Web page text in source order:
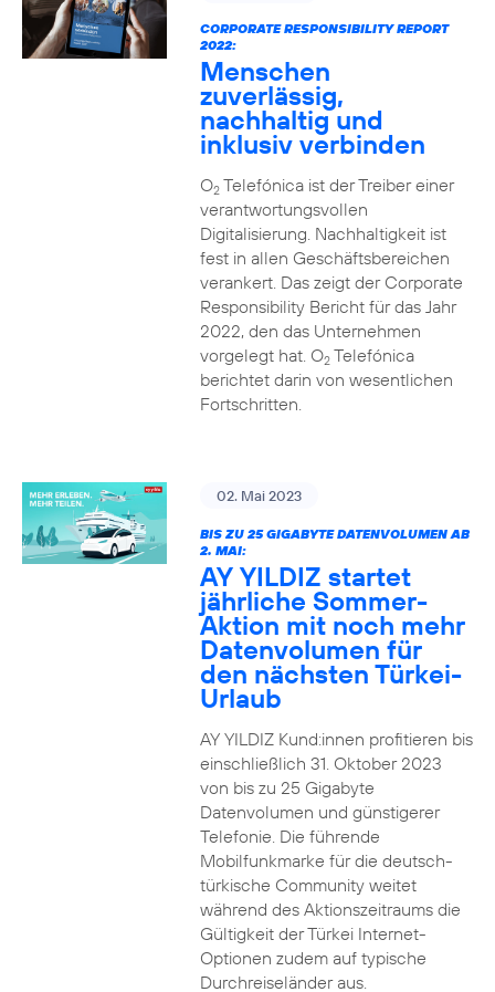
CORPORATE RESPONSIBILITY REPORT
2022:
Menschen
zuverlässig,
nachhaltig und
inklusiv verbinden
O2Telefónica ist der Treiber einer
verantwortungsvollen
Digitalisierung. Nachhaltigkeit ist
fest in allen Geschäftsbereichen
verankert. Das zeigt der Corporate
Responsibility Bericht für das Jahr
2022, den das Unternehmen
vorgelegt hat. O2Telefónica
berichtet darin von wesentlichen
Fortschritten.
02. Mai 2023
BIS ZU 25 GIGABYTE DATENVOLUMEN AB
2. MAI:
AY YILDIZ startet
jährliche Sommer-
Aktion mit noch mehr
Datenvolumen für
den nächsten Türkei-
Urlaub
AY YILDIZ Kund:innen profitieren bis
einschließlich 31. Oktober 2023
von bis zu 25 Gigabyte
Datenvolumen und günstigerer
Telefonie. Die führende
Mobilfunkmarke für die deutsch-
türkische Community weitet
während des Aktionszeitraums die
Gültigkeit der Türkei Internet-
Optionen zudem auf typische
Durchreiseländer aus.